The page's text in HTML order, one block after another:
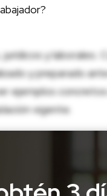
y laborales.
y preparado
ejemplos
vigente.